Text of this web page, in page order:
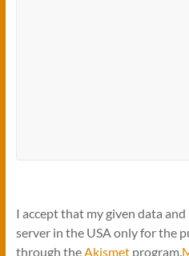
I accept that my given data
server in the USA only for the
through the Akismetprogram.